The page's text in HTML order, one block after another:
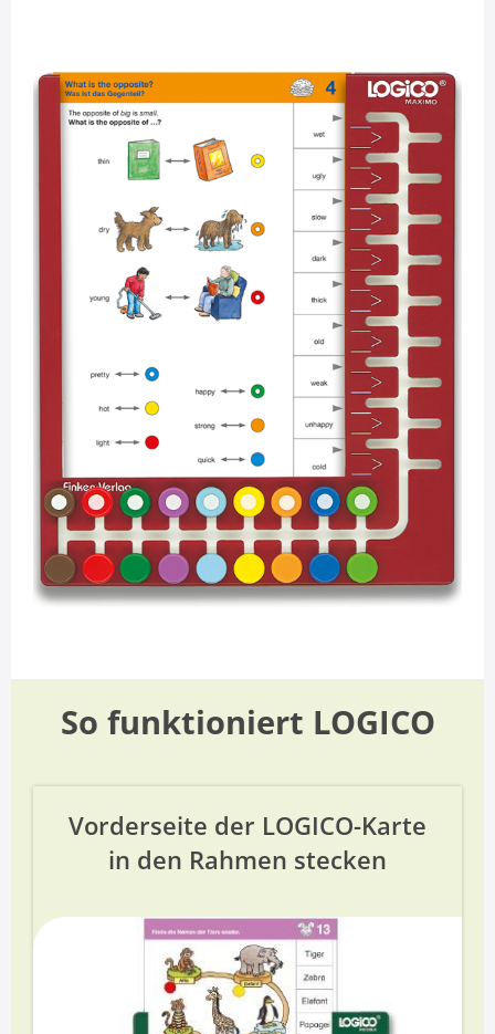
So funktioniert LOGICO
Vorderseite der LOGICO-Karte
in den Rahmen stecken